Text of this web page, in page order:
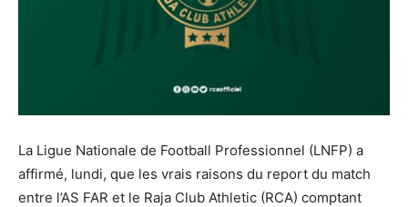
La Ligue Nationale de Football Professionnel (LNFP) a
affirmé, lundi, que les vrais raisons du report du match
entre l’AS FAR et le Raja Club Athletic (RCA) comptant